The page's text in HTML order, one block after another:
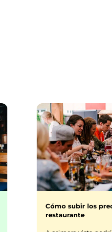
Cómo subir los
restaurante